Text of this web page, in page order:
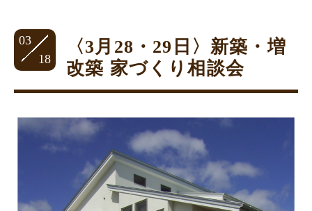
03
18
〈3月28・29日〉新築・増
改築 家づくり相談会